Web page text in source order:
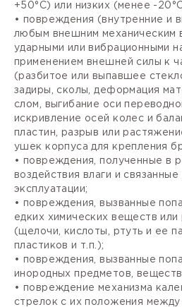
+50°С) или низких (менее -
• повреждения (внутренние и
любым внешним механическим
ударными или вибрационными
применением внешней силы к
(разбитое или выпавшее
задиры, сколы, деформация
слом, выгибание оси
искривление осей колес и
пластин, разрыв или
ушек корпуса для крепления
• повреждения, полученные в
воздействия влаги и
эксплуатации;
• повреждения, вызванные
едких химических веществ или
(щелочи, кислоты, ртуть и ее
пластиков и т.п.);
• повреждения, вызванные
инородных предметов,
• повреждение механизма
стрелок с их положения